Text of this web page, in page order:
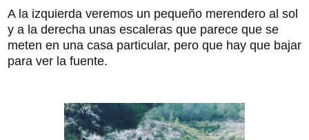
A la izquierda veremos un pequeño merendero al sol
y a la derecha unas escaleras que parece que se
meten en una casa particular, pero que hay que bajar
para ver la fuente.